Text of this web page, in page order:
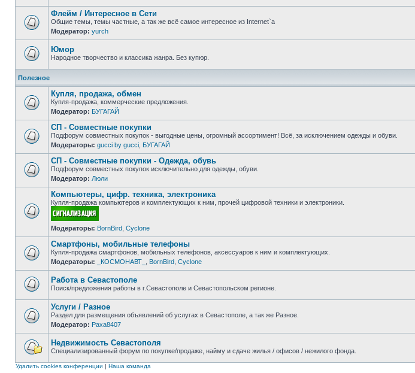
непрочитанных
сообщений
Нет
непрочитанных
сообщений
Флейм / Интересное в Cети
Общие темы, темы частные, а так же всё самое интересное из Internet`а
Модератор: yurch
непрочитанных
сообщений
Юмор
Народное творчество и классика жанра. Без купюр.
Полезное
Нет
непрочитанных
сообщений
Купля, продажа, обмен
Купля-продажа, коммерческие предложения.
Модератор: БУГАГАЙ
Нет
непрочитанных
сообщений
СП - Совместные покупки
Подфорум совместных покупок - выгодные цены, огромный ассортимент! Всё, за исключением одежды и обуви.
Модераторы: gucci by gucci БУГАГАЙ
Нет
непрочитанных
сообщений
СП - Совместные покупки - Одежда, обувь
Подфорум совместных покупок исключительно для одежды, обуви.
Модератор: Люли
Нет
непрочитанных
Компьютеры, цифр. техника, электроника
Купля-продажа компьютеров и комплектующих к ним, прочей цифровой техники и электроники.
Модераторы: BornBird Cyclone
Нет
непрочитанных
сообщений
Смартфоны, мобильные телефоны
Купля-продажа смартфонов, мобильных телефонов, аксессуаров к ним и комплектующих.
Модераторы:
_КОСМОНАВТ_ BornBird Cyclone
непрочитанных
сообщений
Работа в Севастополе
Поиск/предложения работы в г.Севастополе и Севастопольском регионе.
Нет
непрочитанных
сообщений
Услуги / Разное
Раздел для размещения объявлений об услугах в Севастополе, а так же Разное.
Модератор: Paxa8407
непрочитанных
сообщений
Недвижимость Севастополя
Специализированный форум по покупке/продаже, найму и сдаче жилья / офисов / нежилого фонда.
Удалить cookies конференции | Наша команда